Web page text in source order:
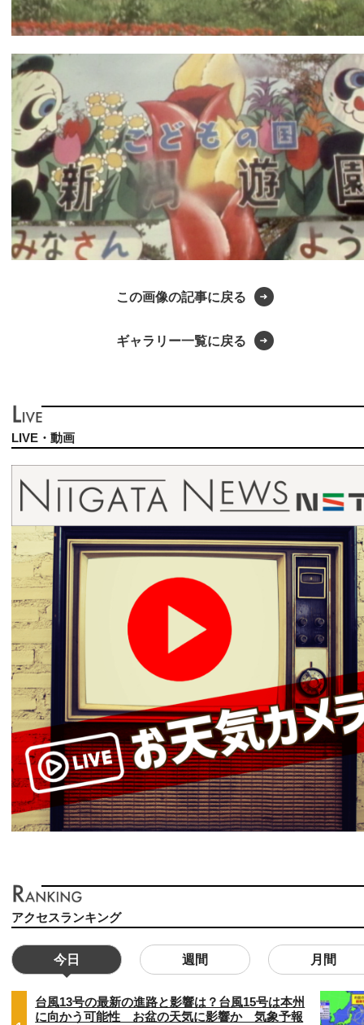
この画像の記事に戻る
ギャラリー一覧に戻る
LIVE・動画
アクセスランキング
今日 週間 月間
台風13号の最新の進路と影響は？台風15号は本州
に向かう可能性 お盆の天気に影響か 気象予報